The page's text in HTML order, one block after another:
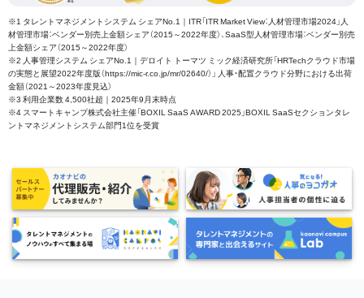
※1 タレントマネジメントシステム シェアNo.1｜ITR「ITR Market View：人材管理市場2024」人
材管理市場：ベンダー別売上金額シェア（2015～2022年度）、SaaS型人材管理市場：ベンダー別売
上金額シェア（2015～2022年度）
※2 人事管理システム シェアNo.1｜デロイト トーマツ ミック経済研究所「HRTechクラウド市場
の実態と展望2022年度版（https://mic-r.co.jp/mr/02640/）」 人事・配置クラウド分野における出荷
金額（2021～2023年度見込）
※3 利用企業数 4,500社超｜2025年9月末時点
※4 スマートキャンプ株式会社主催「BOXIL SaaS AWARD 2025」BOXIL SaaSセクションタレ
ントマネジメントシステム部門1位を受賞